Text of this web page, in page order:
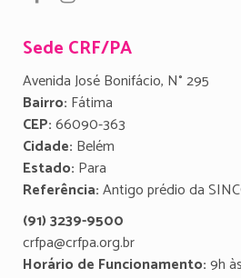
Sede CRF/PA
Avenida José Bonifácio, N° 295
Bairro: Fátima
CEP:66090-363
Cidade: Belém
Estado: Para
Referência:Antigo prédio da
(91) 3239-9500
crfpa@crfpa.org.br
Horário de Funcionamento:9h